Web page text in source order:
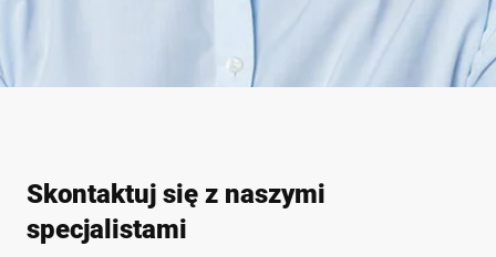
Skontaktuj się z naszymi
specjalistami